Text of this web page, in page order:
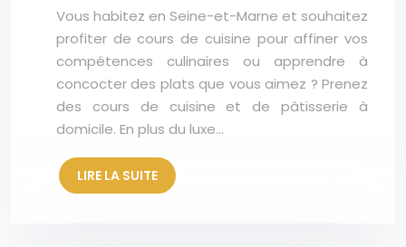
Vous habitez en Seine-et-Marne et souhaitez
profiter de cours de cuisine pour affiner vos
compétences culinaires ou apprendre à
concocter des plats que vous aimez ? Prenez
des cours de cuisine et de pâtisserie à
domicile. En plus du luxe…
LIRE LA SUITE